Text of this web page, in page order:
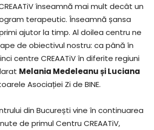
înseamnă mai mult decât un
terapeutic. Înseamnă șansa
ajutor la timp. Al doilea centru ne
de obiectivul nostru: ca până în
centre CREAATiV în diferite regiuni
Melania Medeleanu și Luciana
Asociației Zi de BINE.
din București vine în continuarea
de primul Centru CREAATiV,